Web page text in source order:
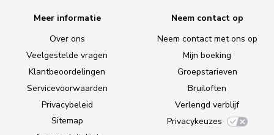
Meer informatie
Over ons
Veelgestelde vragen
Klantbeoordelingen
Servicevoorwaarden
Privacybeleid
Sitemap
Neem contact op
Neem contact met ons op
Mijn boeking
Groepstarieven
Bruiloften
Verlengd verblijf
Privacykeuzes